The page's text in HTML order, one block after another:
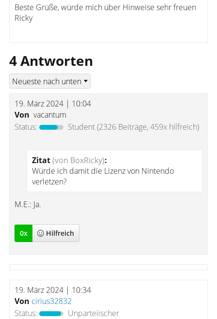
Beste Grüße, würde mich über Hinweise sehr freuen
Ricky
4 Antworten
19. März 2024 | 10:04
Von vacantum
Status:
Student(2326 Beiträge, 459x hilfreich)
Zitat(von BoxRicky):
Würde ich damit die Lizenz von Nintendo
verletzen?
M.E.: Ja.
0x Hilfreich
19. März 2024 | 10:34
Von cirius32832
Status:
Unparteiischer